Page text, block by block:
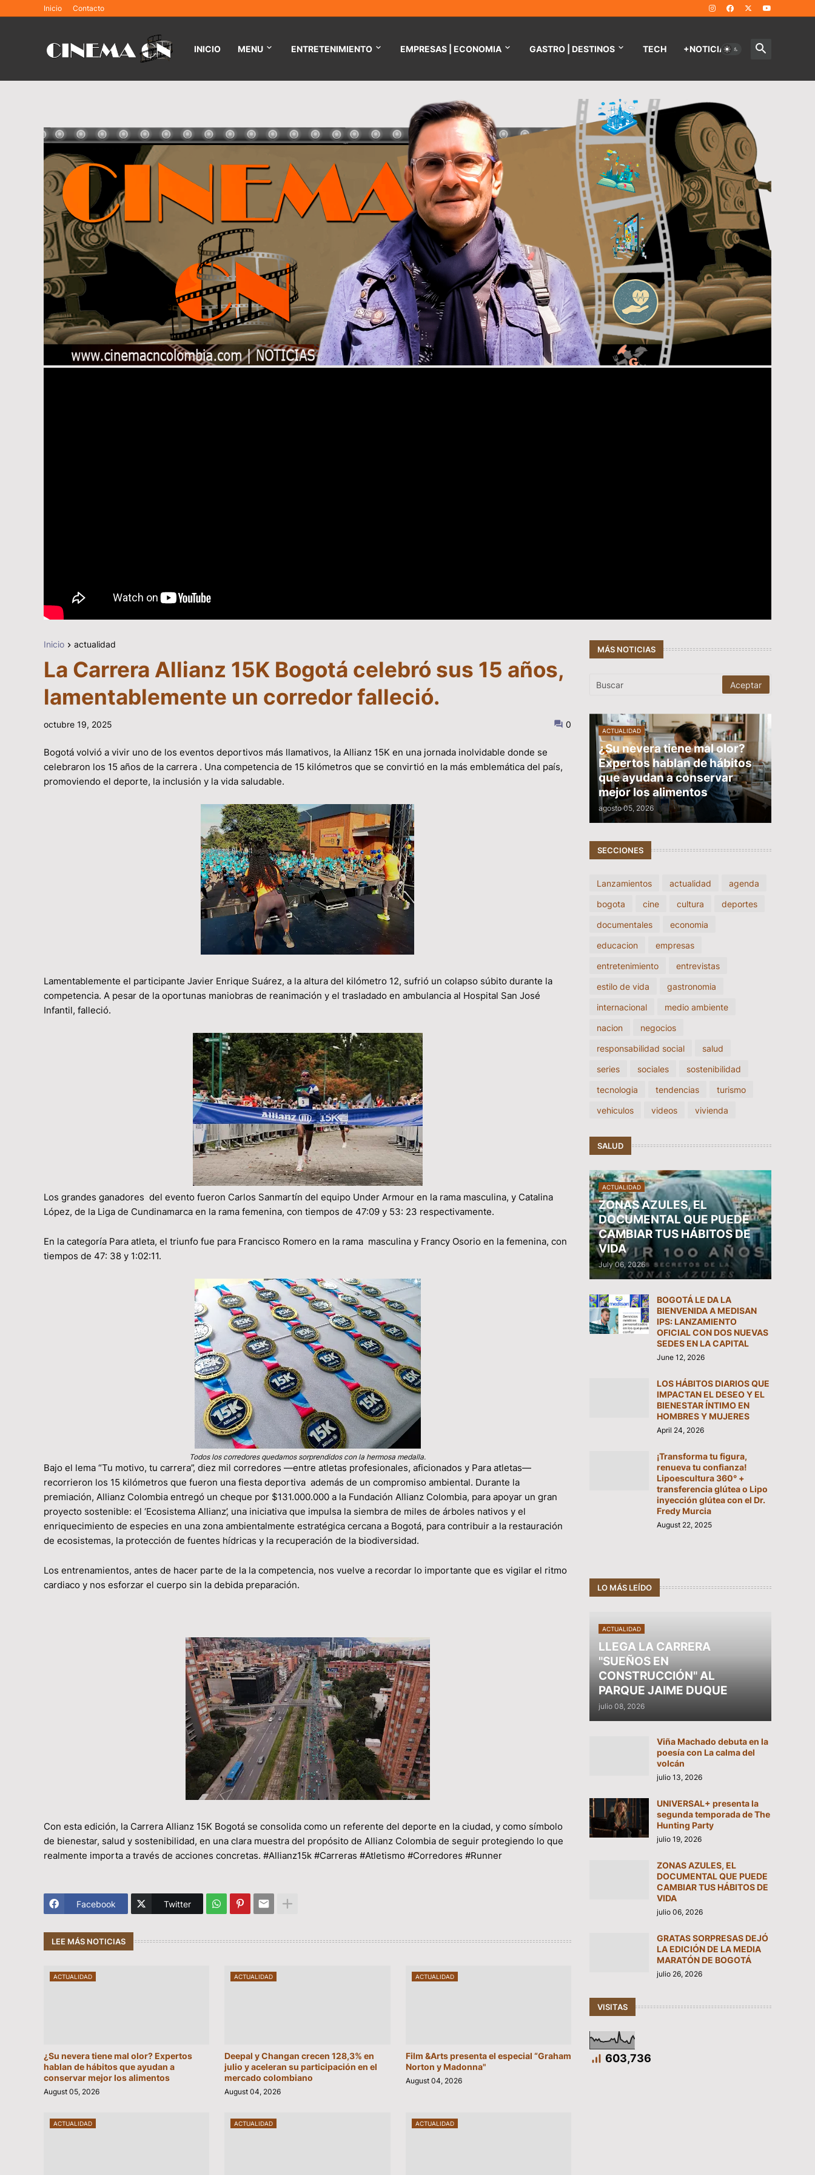
Inicio Contacto
INICIO MENU ENTRETENIMIENTO EMPRESAS | ECONOMIA GASTRO | DESTINOS TECH +NOTICIAS
Inicio actualidad
La Carrera Allianz 15K Bogotá celebró sus 15 años,
lamentablemente un corredor falleció.
octubre 19, 2025 0
Bogotá volvió a vivir uno de los eventos deportivos más llamativos, la Allianz 15K en una jornada inolvidable donde se
celebraron los 15 años de la carrera . Una competencia de 15 kilómetros que se convirtió en la más emblemática del país,
promoviendo el deporte, la inclusión y la vida saludable.
Lamentablemente el participante Javier Enrique Suárez, a la altura del kilómetro 12, sufrió un colapso súbito durante la
competencia. A pesar de la oportunas maniobras de reanimación y el trasladado en ambulancia al Hospital San José
Infantil, falleció.
Los grandes ganadores del evento fueron Carlos Sanmartín del equipo Under Armour en la rama masculina, y Catalina
López, de la Liga de Cundinamarca en la rama femenina, con tiempos de 47:09 y 53: 23 respectivamente.
En la categoría Para atleta, el triunfo fue para Francisco Romero en la rama masculina y Francy Osorio en la femenina, con
tiempos de 47: 38 y 1:02:11.
Todos los corredores quedamos sorprendidos con la hermosa medalla.
Bajo el lema “Tu motivo, tu carrera”, diez mil corredores —entre atletas profesionales, aficionados y Para atletas—
recorrieron los 15 kilómetros que fueron una fiesta deportiva además de un compromiso ambiental. Durante la
premiación, Allianz Colombia entregó un cheque por $131.000.000 a la Fundación Allianz Colombia, para apoyar un gran
proyecto sostenible: el ‘Ecosistema Allianz’, una iniciativa que impulsa la siembra de miles de árboles nativos y el
enriquecimiento de especies en una zona ambientalmente estratégica cercana a Bogotá, para contribuir a la restauración
de ecosistemas, la protección de fuentes hídricas y la recuperación de la biodiversidad.
Los entrenamientos, antes de hacer parte de la la competencia, nos vuelve a recordar lo importante que es vigilar el ritmo
cardiaco y nos esforzar el cuerpo sin la debida preparación.
Con esta edición, la Carrera Allianz 15K Bogotá se consolida como un referente del deporte en la ciudad, y como símbolo
de bienestar, salud y sostenibilidad, en una clara muestra del propósito de Allianz Colombia de seguir protegiendo lo que
realmente importa a través de acciones concretas. #Allianz15k #Carreras #Atletismo #Corredores #Runner
Facebook Twitter
LEE MÁS NOTICIAS
ACTUALIDAD
¿Su nevera tiene mal olor? Expertos
hablan de hábitos que ayudan a
conservar mejor los alimentos
August 05, 2026
ACTUALIDAD
Deepal y Changan crecen 128,3% en
julio y aceleran su participación en el
mercado colombiano
August 04, 2026
ACTUALIDAD
Film &Arts presenta el especial “Graham
Norton y Madonna"
August 04, 2026
ACTUALIDAD ACTUALIDAD ACTUALIDAD
MÁS NOTICIAS
ACTUALIDAD
¿Su nevera tiene mal olor?
Expertos hablan de hábitos
que ayudan a conservar
mejor los alimentos
agosto 05, 2026
SECCIONES
Lanzamientos actualidad
agenda
bogota
cine cultura
deportes
documentales
economia
educacion
empresas
entretenimiento
entrevistas
estilo de vida
gastronomia
internacional
medio ambiente
nacion
negocios
responsabilidad social
salud
series
sociales
sostenibilidad
tecnologia
tendencias
turismo
vehiculos
videos vivienda
SALUD
ACTUALIDAD
ZONAS AZULES, EL
DOCUMENTAL QUE PUEDE
CAMBIAR TUS HÁBITOS DE
VIDA
July 06, 2026
BOGOTÁ LE DA LA
BIENVENIDA A MEDISAN
IPS: LANZAMIENTO
OFICIAL CON DOS NUEVAS
SEDES EN LA CAPITAL
June 12, 2026
LOS HÁBITOS DIARIOS QUE
IMPACTAN EL DESEO Y EL
BIENESTAR ÍNTIMO EN
HOMBRES Y MUJERES
April 24, 2026
¡Transforma tu figura,
renueva tu confianza!
Lipoescultura 360° +
transferencia glútea o Lipo
inyección glútea con el Dr.
Fredy Murcia
August 22, 2025
LO MÁS LEÍDO
ACTUALIDAD
LLEGA LA CARRERA
"SUEÑOS EN
CONSTRUCCIÓN" AL
PARQUE JAIME DUQUE
julio 08, 2026
Viña Machado debuta en la
poesía con La calma del
volcán
julio 13, 2026
UNIVERSAL+ presenta la
segunda temporada de The
Hunting Party
julio 19, 2026
ZONAS AZULES, EL
DOCUMENTAL QUE PUEDE
CAMBIAR TUS HÁBITOS DE
VIDA
julio 06, 2026
GRATAS SORPRESAS DEJÓ
LA EDICIÓN DE LA MEDIA
MARATÓN DE BOGOTÁ
julio 26, 2026
VISITAS
603,736